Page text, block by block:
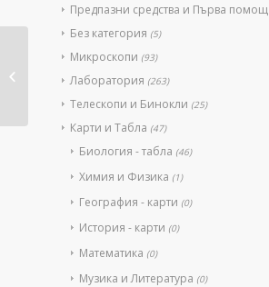
Предпазни средства и Първа помощ
Без категория (5)
Микроскопи (93)
Лаборатория (263)
Телескопи и Бинокли (25)
Карти и Табла (47)
Биология - табла (46)
Химия и Физика (1)
География - карти (0)
История - карти (0)
Математика (0)
Музика и Литература (0)
Пречиствател
Стерил Т UV-C